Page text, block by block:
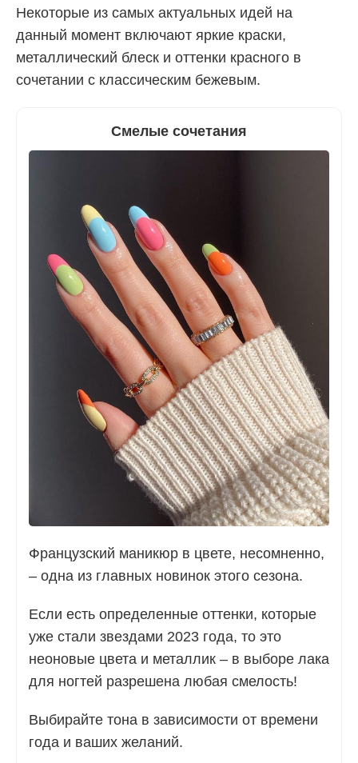
Некоторые из самых актуальных идей на
данный момент включают яркие краски,
металлический блеск и оттенки красного в
сочетании с классическим бежевым.
Смелые сочетания
Французский маникюр в цвете, несомненно,
– одна из главных новинок этого сезона.
Если есть определенные оттенки, которые
уже стали звездами 2023 года, то это
неоновые цвета и металлик – в выборе лака
для ногтей разрешена любая смелость!
Выбирайте тона в зависимости от времени
года и ваших желаний.